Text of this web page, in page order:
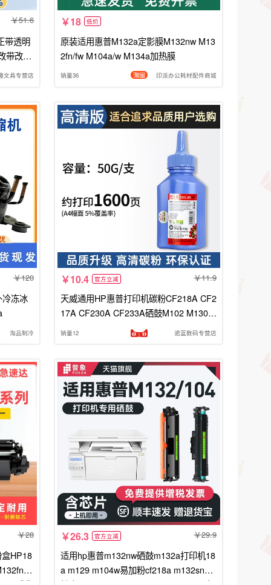
51.6
带透明
带改正
文具专营店
18 低价
原装适用惠普M132a定影膜M132nw M13
2fn/fw M104a/w M134a加热膜
销量36 印派办公耗材配件商城
120
冻冰
淘品制冷
10.4 官方立减 11.9
天威通用HP惠普打印机碳粉CF218A CF2
17A CF230A CF233A硒鼓M102 M130
M104 M132 M106 M134 M203加黑墨粉
销量12 诺蓝数码专营店
28
HP18
f
26.3 官方立减 29.9
适用hp惠普m132nw硒鼓m132a打印机18
a m129 m104w易加粉cf218a m132snw